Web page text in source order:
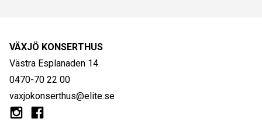
VÄXJÖ KONSERTHUS
Västra Esplanaden 14
0470-70 22 00
vaxjokonserthus@elite.se